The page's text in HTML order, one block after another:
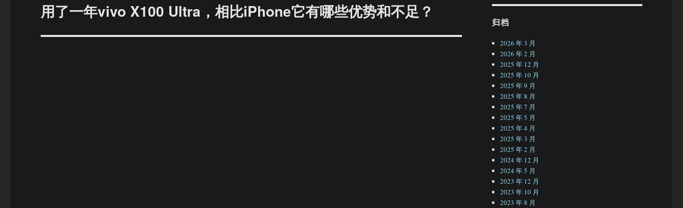
下
篇
文
用了一年vivo X100 Ultra，相比iPhone它有哪些优势和不足？
归档
2026 年 3 月
2026 年 2 月
2025 年 12 月
2025 年 10 月
2025 年 9 月
2025 年 8 月
2025 年 7 月
2025 年 5 月
2025 年 4 月
2025 年 3 月
2025 年 2 月
2024 年 12 月
2024 年 5 月
2023 年 12 月
2023 年 10 月
2023 年 8 月